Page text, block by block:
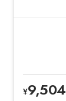
¥9,504